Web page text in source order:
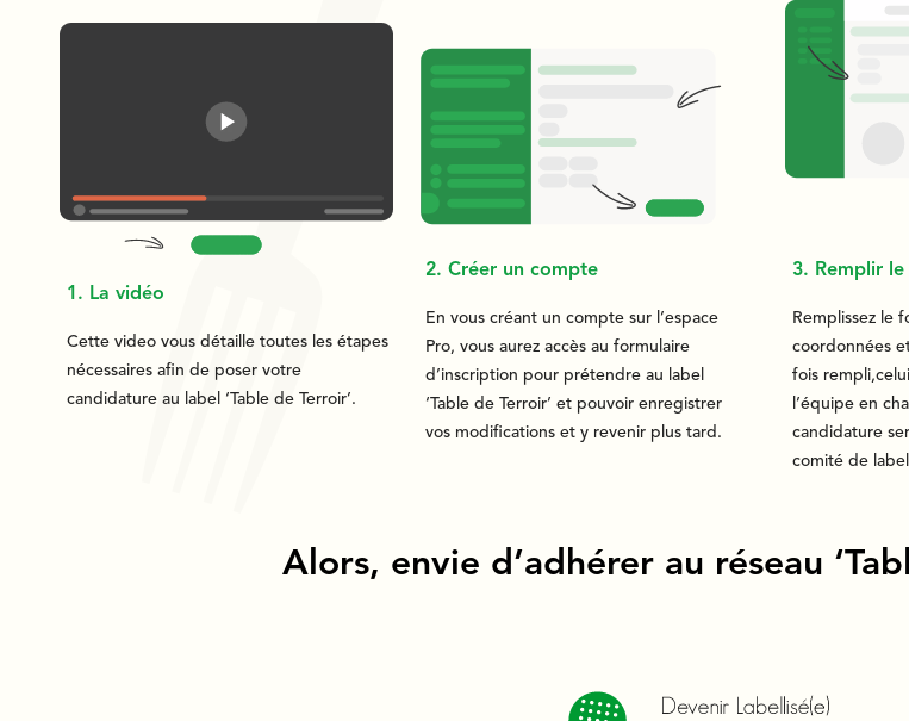
1. La vidéo
Cette video vous détaille toutes les étapes
nécessaires afin de poser votre
candidature au label ‘Table de Terroir’.
2. Créer un compte
En vous créant un compte sur l’espace
Pro, vous aurez accès au formulaire
d’inscription pour prétendre au label
‘Table de Terroir’ et pouvoir enregistrer
vos modifications et y revenir plus tard.
3. Remplir
Remplissez le
coordonnées
fois
l’équipe en
candidature
comité de
Alors, envie d’adhérer au réseau